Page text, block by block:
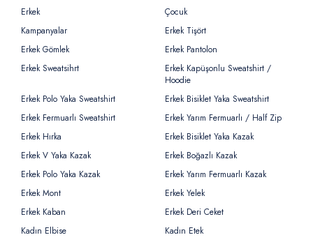
Erkek
Çocuk
Kampanyalar
Erkek Tişört
Erkek Gömlek
Erkek Pantolon
Erkek Sweatsihrt
Erkek Kapüşonlu Sweatshirt /
Hoodie
Erkek Polo Yaka Sweatshirt
Erkek Bisiklet Yaka Sweatshirt
Erkek Fermuarlı Sweatshirt
Erkek Yarım Fermuarlı / Half Zip
Erkek Hırka
Erkek Bisiklet Yaka Kazak
Erkek V Yaka Kazak
Erkek Boğazlı Kazak
Erkek Polo Yaka Kazak
Erkek Yarım Fermuarlı Kazak
Erkek Mont
Erkek Yelek
Erkek Kaban
Erkek Deri Ceket
Kadın Elbise
Kadın Etek